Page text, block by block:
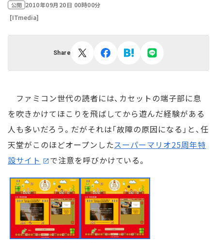
公開 2010年09月20日 00時00分
[ITmedia]
Share
ファミコン世代の読者には、カセットの端子部に息
を吹きかけてほこりを飛ばしてから遊んだ経験がある
人も多いだろう。だがそれは「故障の原因になる」と、任
天堂がこのほどオープンしたスーパーマリオ25周年特
設サイト
で注意を呼びかけている。